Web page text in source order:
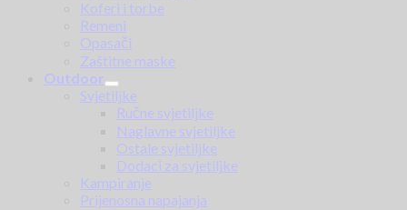
Koferi i torbe
Remeni
Opasači
Zaštitne maske
Outdoor
Svjetiljke
Ručne svjetiljke
Naglavne svjetiljke
Ostale svjetiljke
Dodaci za svjetiljke
Kampiranje
Prijenosna napajanja